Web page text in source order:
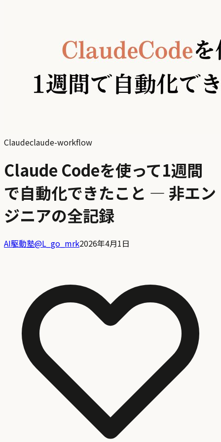
Claudeclaude-workflow
Claude Codeを使って1週間
で自動化できたこと — 非エン
ジニアの全記録
AI駆動塾@L_go_mrk2026年4月1日